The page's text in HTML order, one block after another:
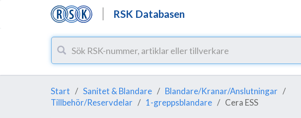
RSK Databasen
Start Sanitet & Blandare
Blandare/Kranar/Anslutningar
Tillbehör/Reservdelar
1-greppsblandare Cera ESS